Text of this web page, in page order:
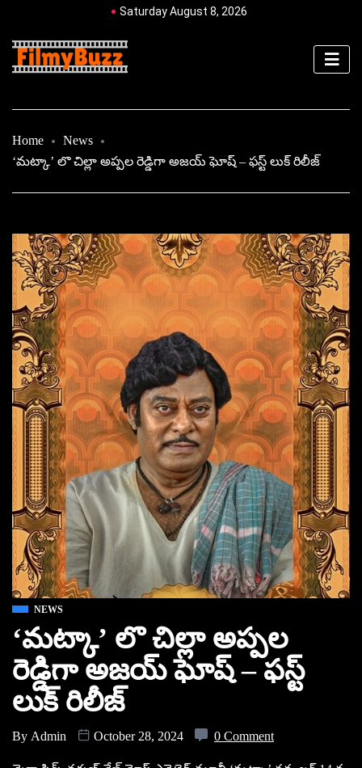
Saturday August 8, 2026
Home
News
‘మట్కా’ లొ చిల్లా అప్పల రెడ్డిగా అజయ్ ఘోష్ – ఫస్ట్ లుక్ రిలీజ్
NEWS
‘మట్కా’ లొ చిల్లా అప్పల
రెడ్డిగా అజయ్ ఘోష్ – ఫస్ట్
లుక్ రిలీజ్
By Admin October 28, 2024 0 Comment